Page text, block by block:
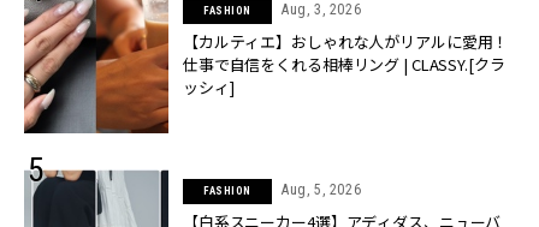
FASHION Aug, 3, 2026
【カルティエ】おしゃれな人がリアルに愛用！
仕事で自信をくれる相棒リング | CLASSY.[クラ
ッシィ]
FASHION Aug, 5, 2026
【白系スニーカー4選】アディダス、ニューバ